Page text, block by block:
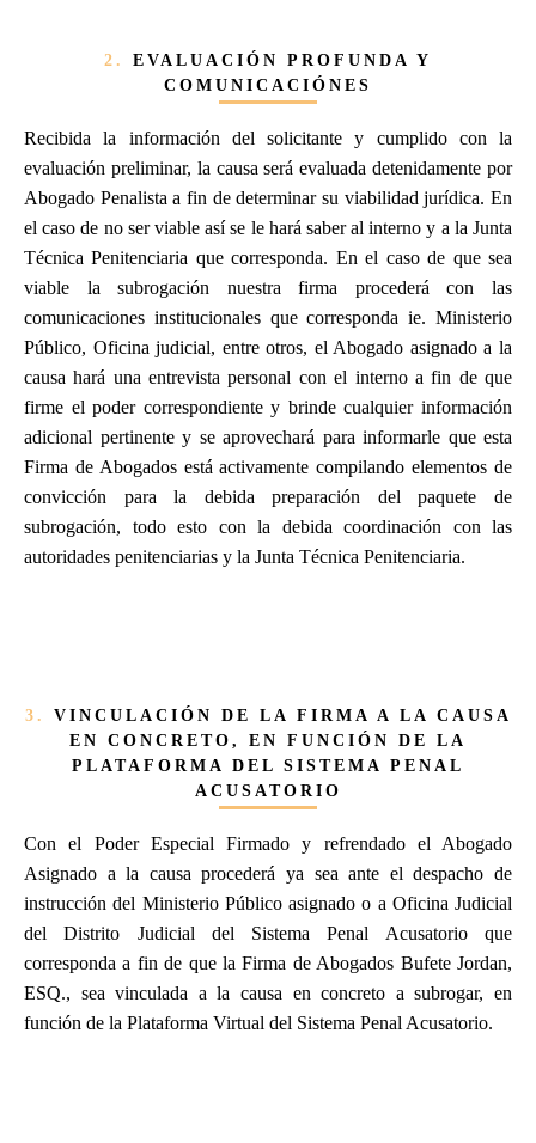
2. EVALUACIÓN PROFUNDA Y
COMUNICACIÓNES
Recibida la información del solicitante y cumplido con la
evaluación preliminar, la causa será evaluada detenidamente por
Abogado Penalista a fin de determinar su viabilidad jurídica. En
el caso de no ser viable así se le hará saber al interno y a la Junta
Técnica Penitenciaria que corresponda. En el caso de que sea
viable la subrogación nuestra firma procederá con las
comunicaciones institucionales que corresponda ie. Ministerio
Público, Oficina judicial, entre otros, el Abogado asignado a la
causa hará una entrevista personal con el interno a fin de que
firme el poder correspondiente y brinde cualquier información
adicional pertinente y se aprovechará para informarle que esta
Firma de Abogados está activamente compilando elementos de
convicción para la debida preparación del paquete de
subrogación, todo esto con la debida coordinación con las
autoridades penitenciarias y la Junta Técnica Penitenciaria.
3. VINCULACIÓN DE LA FIRMA A LA CAUSA
EN CONCRETO, EN FUNCIÓN DE LA
PLATAFORMA DEL SISTEMA PENAL
ACUSATORIO
Con el Poder Especial Firmado y refrendado el Abogado
Asignado a la causa procederá ya sea ante el despacho de
instrucción del Ministerio Público asignado o a Oficina Judicial
del Distrito Judicial del Sistema Penal Acusatorio que
corresponda a fin de que la Firma de Abogados Bufete Jordan,
ESQ., sea vinculada a la causa en concreto a subrogar, en
función de la Plataforma Virtual del Sistema Penal Acusatorio.